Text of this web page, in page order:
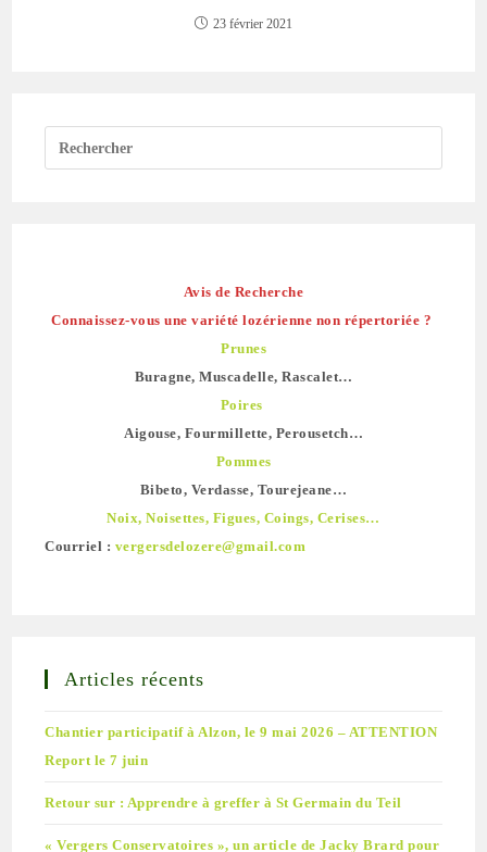
23 février 2021
Avis de Recherche
Connaissez-vous une variété lozérienne non répertoriée ?
Prunes
Buragne, Muscadelle, Rascalet…
Poires
Aigouse, Fourmillette, Perousetch…
Pommes
Bibeto, Verdasse, Tourejeane…
Noix, Noisettes, Figues, Coings, Cerises…
Courriel : vergersdelozere@gmail.com
Articles récents
Chantier participatif à Alzon, le 9 mai 2026 – ATTENTION
Report le 7 juin
Retour sur : Apprendre à greffer à St Germain du Teil
« Vergers Conservatoires », un article de Jacky Brard pour